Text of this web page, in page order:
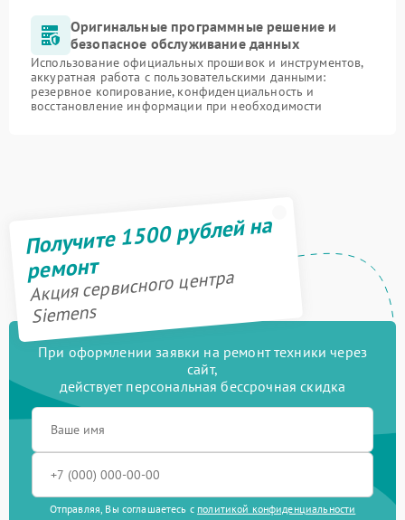
Оригинальные программные решение и
безопасное обслуживание данных
Использование официальных прошивок и инструментов,
аккуратная работа с пользовательскими данными:
резервное копирование, конфиденциальность и
восстановление информации при необходимости
Получите 1500 рублей на
ремонт
Акция сервисного центра
Siemens
При оформлении заявки на ремонт техники через
сайт,
действует персональная бессрочная скидка
Отправляя, Вы соглашаетесь с политикой конфиденциальности